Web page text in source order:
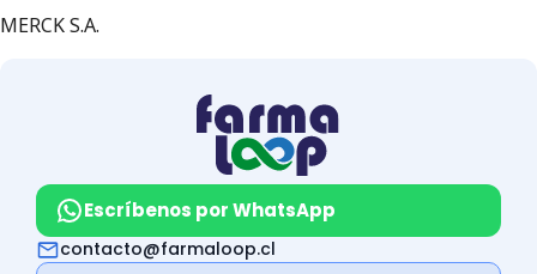
MERCK S.A.
Escríbenos por WhatsApp
contacto@farmaloop.cl